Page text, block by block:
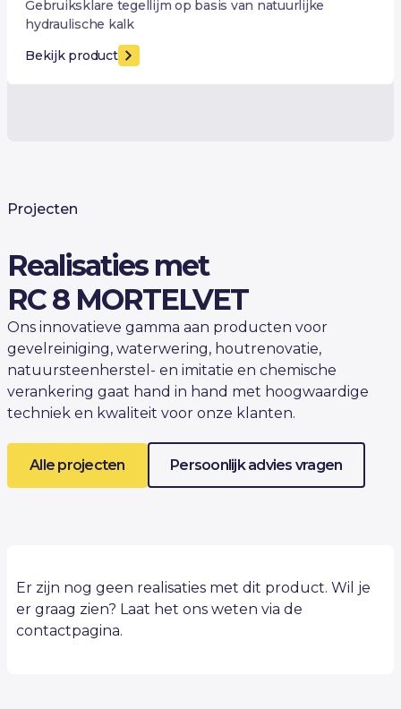
Gebruiksklare tegellijm op basis van natuurlijke
hydraulische kalk
Bekijk product
Projecten
Realisaties met
RC 8 MORTELVET
Ons innovatieve gamma aan producten voor
gevelreiniging, waterwering, houtrenovatie,
natuursteenherstel- en imitatie en chemische
verankering gaat hand in hand met hoogwaardige
techniek en kwaliteit voor onze klanten.
Alle projecten Persoonlijk advies vragen
Er zijn nog geen realisaties met dit product. Wil je
er graag zien? Laat het ons weten via de
contactpagina.